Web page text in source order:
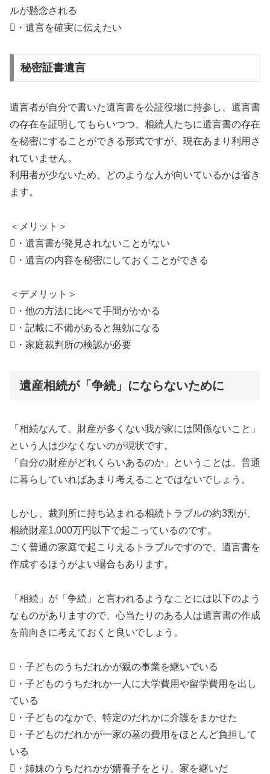
ルが懸念される
・遺言を確実に伝えたい
秘密証書遺言
遺言者が自分で書いた遺言書を公証役場に持参し、遺言書
の存在を証明してもらいつつ、相続人たちに遺言書の存在
を秘密にすることができる形式ですが、現在あまり利用さ
れていません。
利用者が少ないため、どのような人が向いているかは省き
ます。
＜メリット＞
・遺言書が発見されないことがない
・遺言の内容を秘密にしておくことができる
＜デメリット＞
・他の方法に比べて手間がかかる
・記載に不備があると無効になる
・家庭裁判所の検認が必要
遺産相続が「争続」にならないために
「相続なんて、財産が多くない我が家には関係ないこと」
という人は少なくないのが現状です。
「自分の財産がどれくらいあるのか」ということは、普通
に暮らしていればあまり考えることではないでしょう。
しかし、裁判所に持ち込まれる相続トラブルの約3割が、
相続財産1,000万円以下で起こっているのです。
ごく普通の家庭で起こりえるトラブルですので、遺言書を
作成するほうがよい場合もあります。
「相続」が「争続」と言われるようなことには以下のよう
なものがありますので、心当たりのある人は遺言書の作成
を前向きに考えておくと良いでしょう。
・子どものうちだれかが親の事業を継いでいる
・子どものうちだれか一人に大学費用や留学費用を出し
ている
・子どものなかで、特定のだれかに介護をまかせた
・子どものだれかが一家の墓の費用をほとんど負担して
いる
・姉妹のうちだれかが婿養子をとり、家を継いだ